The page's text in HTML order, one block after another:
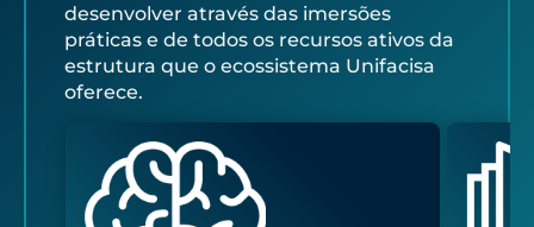
desenvolver através das imersões
práticas e de todos os recursos ativos da
estrutura que o ecossistema Unifacisa
oferece.